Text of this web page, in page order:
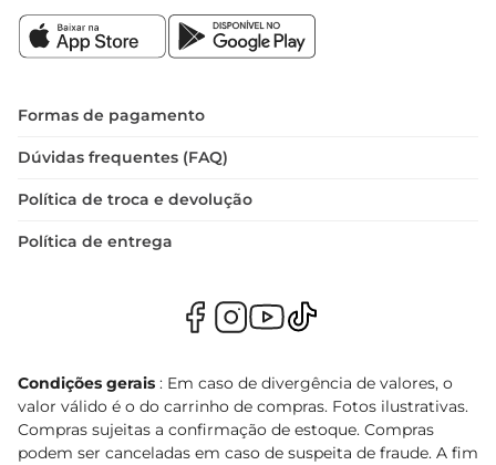
Formas de pagamento
Dúvidas frequentes (FAQ)
Política de troca e devolução
Política de entrega
Condições gerais : Em caso de divergência de valores, o
valor válido é o do carrinho de compras. Fotos ilustrativas.
Compras sujeitas a confirmação de estoque. Compras
podem ser canceladas em caso de suspeita de fraude. A fim